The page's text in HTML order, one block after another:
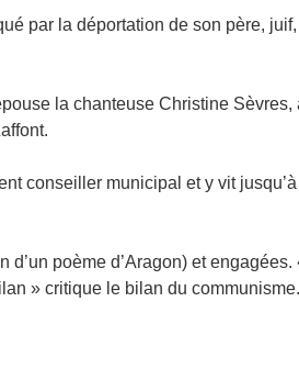
par la déportation de son père,
la chanteuse Christine Sèvres,
conseiller municipal et y vit
poème d’Aragon) et
» critique le bilan du